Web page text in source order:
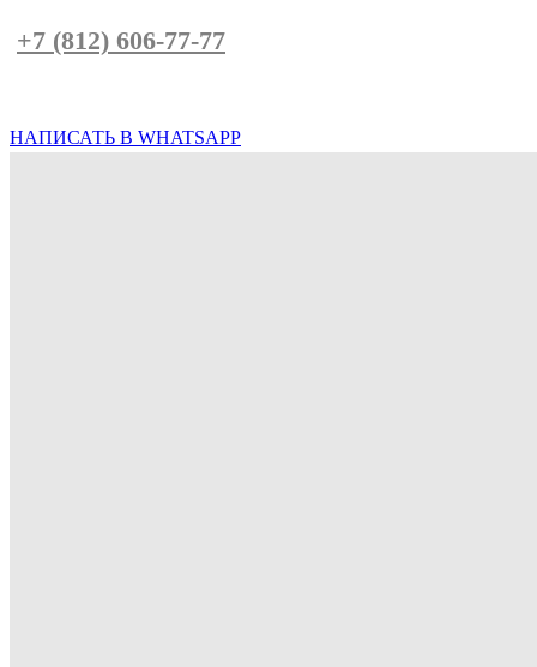
+7 (812) 606-77-77
НАПИСАТЬ В WHATSAPP